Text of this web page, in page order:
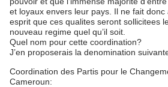
et loyaux envers leur pays. Il ne fait
esprit que ces qualites seront sollicitees
nouveau regime quel qu’il soit.
Quel nom pour cette coordination?
J’en proposerais la denomination
Coordination des Partis pour le
Cameroun: